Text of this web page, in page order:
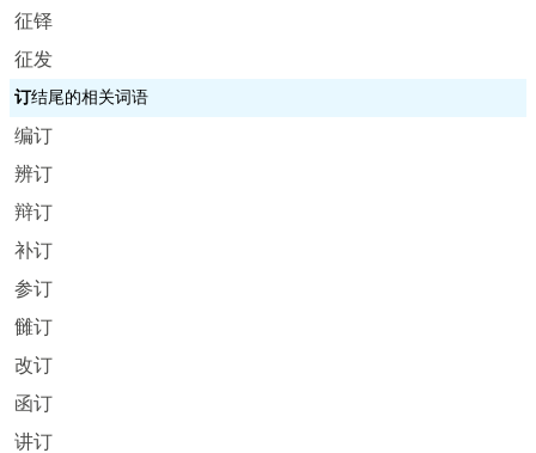
征铎
征发
订结尾的相关词语
编订
辨订
辩订
补订
参订
雠订
改订
函订
讲订